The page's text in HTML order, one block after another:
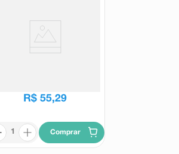
Figmed Cardo Mariano 200mg
R$ 55,29
Comprar